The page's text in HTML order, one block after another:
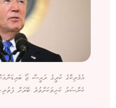
އެމެރިކާގެ ކުރީގެ ރައީސް ޖޯ
ކެންސަރު ކަށިތަކަށްވުރެ ބޭރަށް